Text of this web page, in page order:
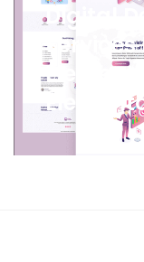
Digital
Services